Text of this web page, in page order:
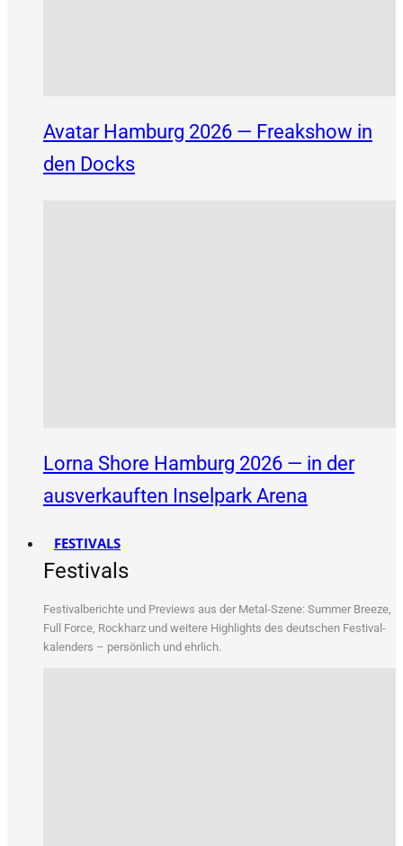
Avatar Hamburg 2026 — Freakshow in
den Docks
Lorna Shore Hamburg 2026 — in der
ausverkauften Inselpark Arena
FESTIVALS
Festivals
Fes­ti­val­be­rich­te und Pre­views aus der Metal-Sze­ne: Sum­mer Bree­ze,
Full Force, Rock­harz und wei­te­re High­lights des deut­schen Fes­ti­val­
ka­len­ders – per­sön­lich und ehrlich.